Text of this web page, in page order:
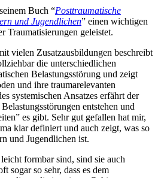
Buch “Posttraumatische
und Jugendlichen” einen wichtigen
Traumatisierungen geleistet.
vielen Zusatzausbildungen beschreibt
die unterschiedlichen
Belastungsstörung und zeigt
und ihre traumarelevanten
systemischen Ansatzes erfährt der
entstehen und
es gibt. Sehr gut gefallen hat mir,
klar definiert und auch zeigt, was so
und Jugendlichen ist.
formbar sind, sind sie auch
sogar so sehr, dass es dem